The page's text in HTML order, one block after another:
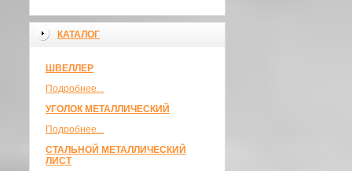
КАТАЛОГ
ШВЕЛЛЕР
Подробнее...
УГОЛОК МЕТАЛЛИЧЕСКИЙ
Подробнее...
СТАЛЬНОЙ МЕТАЛЛИЧЕСКИЙ
ЛИСТ